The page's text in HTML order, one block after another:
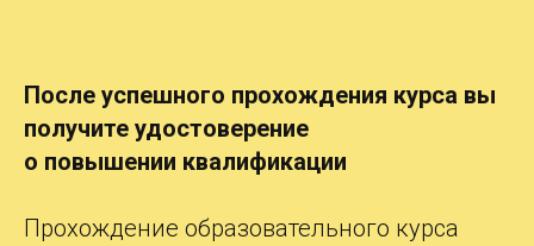
После успешного прохождения курса вы
получите удостоверение
о повышении квалификации
Прохождение образовательного курса